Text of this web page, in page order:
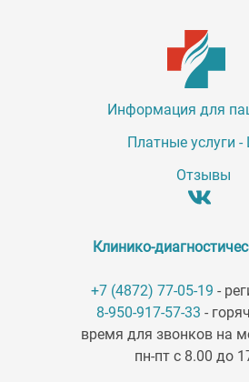
Информация для
Платные услуги -
Отзывы
Клинико-
+7 (4872) 77-05-19 -
8-950-917-57-33 -
время для звонков на
пн-пт с 8.00 до